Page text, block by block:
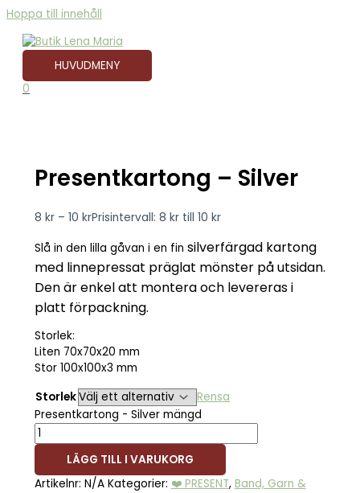
Hoppa till innehåll
HUVUDMENY
0
Presentkartong – Silver
8 kr – 10 krPrisintervall: 8 kr till 10 kr
Slå in den lilla gåvan i en fin silverfärgad kartong
med linnepressat präglat mönster på utsidan.
Den är enkel att montera och levereras i
platt förpackning.
Storlek:
Liten 70x70x20 mm
Stor 100x100x3 mm
Storlek
Rensa
Presentkartong - Silver mängd
LÄGG TILL I VARUKORG
Artikelnr: N/A Kategorier: ❤️ PRESENT, Band, Garn &